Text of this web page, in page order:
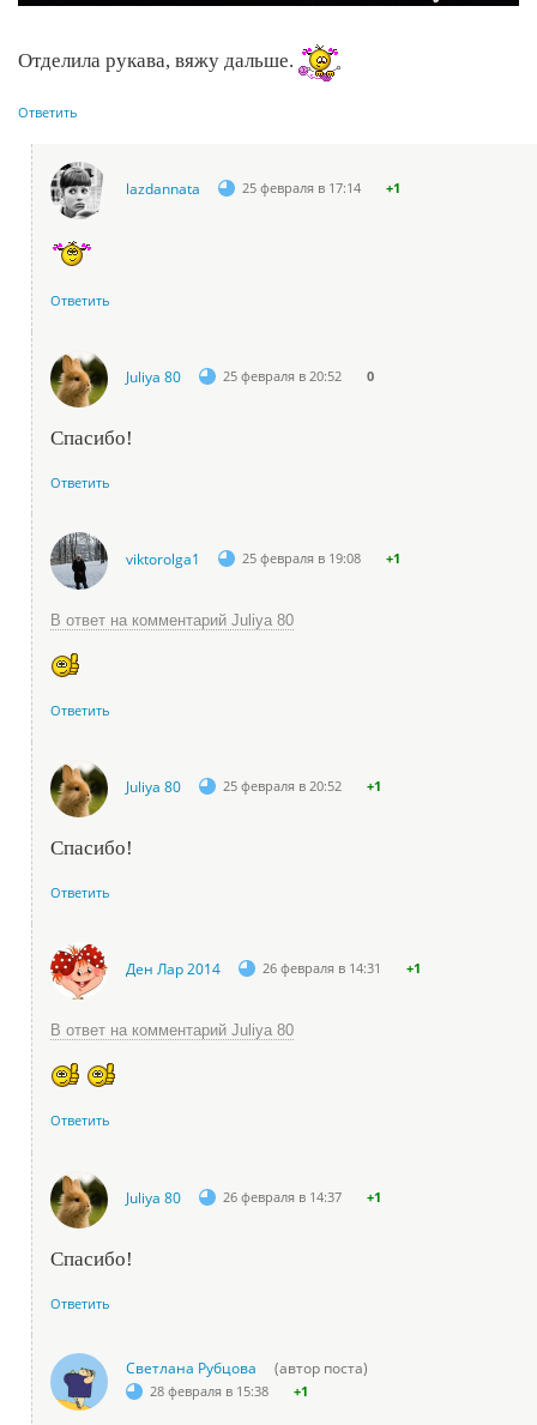
Отделила рукава, вяжу дальше.
Ответить
lazdannata 25 февраля в 17:14 +1
Ответить
Juliya 80 25 февраля в 20:52 0
Спасибо!
Ответить
viktorolga1 25 февраля в 19:08 +1
В ответ на комментарий Juliya 80
Ответить
Juliya 80 25 февраля в 20:52 +1
Спасибо!
Ответить
Ден Лар 2014 26 февраля в 14:31 +1
В ответ на комментарий Juliya 80
Ответить
Juliya 80 26 февраля в 14:37 +1
Спасибо!
Ответить
Светлана Рубцова (автор поста)
28 февраля в 15:38 +1